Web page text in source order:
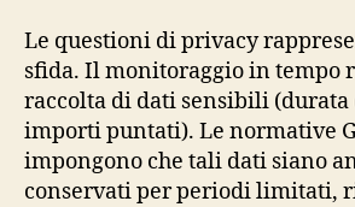
Le questioni di privacy
sfida. Il monitoraggio in tempo
raccolta di dati sensibili (durata
importi puntati). Le normative
impongono che tali dati siano
conservati per periodi limitati,